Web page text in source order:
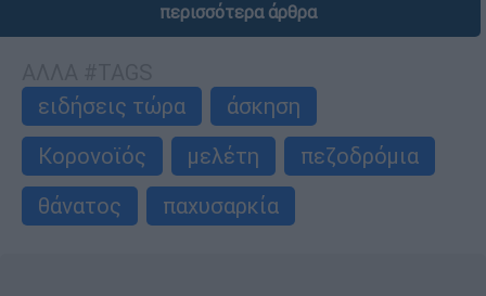
περισσότερα άρθρα
ειδήσεις τώρα
άσκηση
Κορονοϊός
μελέτη
πεζοδρόμια
θάνατος
παχυσαρκία